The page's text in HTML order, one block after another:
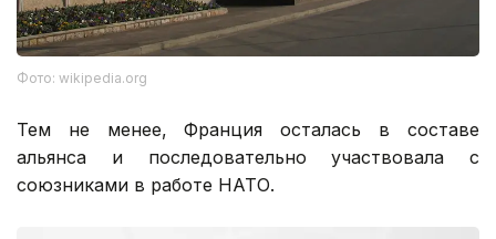
Фото: wikipedia.org
Тем не менее, Франция осталась в составе
альянса и последовательно участвовала с
союзниками в работе НАТО.